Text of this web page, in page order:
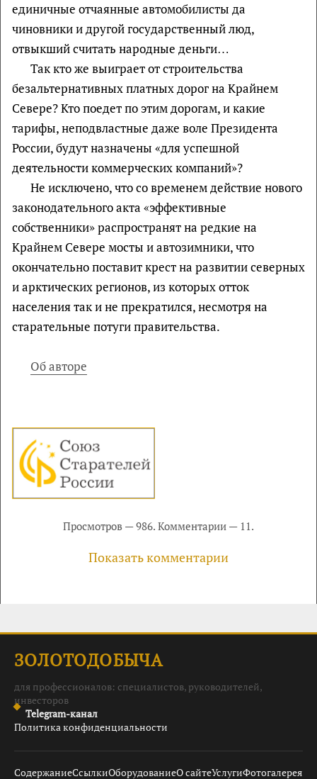
единичные отчаянные автомобилисты да
чиновники и другой государственный люд,
отвыкший считать народные деньги…
Так кто же выиграет от строительства
безальтернативных платных дорог на Крайнем
Севере? Кто поедет по этим дорогам, и какие
тарифы, неподвластные даже воле Президента
России, будут назначены «для успешной
деятельности коммерческих компаний»?
Не исключено, что со временем действие нового
законодательного акта «эффективные
собственники» распространят на редкие на
Крайнем Севере мосты и автозимники, что
окончательно поставит крест на развитии северных
и арктических регионов, из которых отток
населения так и не прекратился, несмотря на
старательные потуги правительства.
Об авторе
Просмотров — 986. Комментарии — 11.
Показать комментарии
ЗОЛОТОДОБЫЧА
для профессионалов: специалистов, руководителей,
инвесторов
Telegram-канал
Политика конфиденциальности
СодержаниеСсылкиОборудованиеО сайтеУслугиФотогалерея